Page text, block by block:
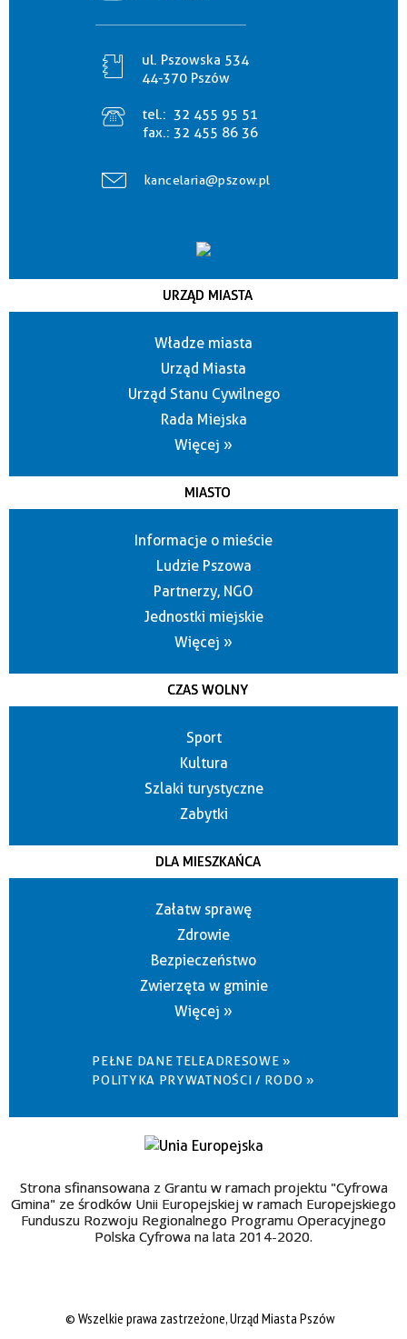
ul. Pszowska 534
44-370 Pszów
tel.: 32 455 95 51
fax.: 32 455 86 36
kancelaria@pszow.pl
URZĄD MIASTA
Władze miasta
Urząd Miasta
Urząd Stanu Cywilnego
Rada Miejska
Więcej »
MIASTO
Informacje o mieście
Ludzie Pszowa
Partnerzy, NGO
Jednostki miejskie
Więcej »
CZAS WOLNY
Sport
Kultura
Szlaki turystyczne
Zabytki
DLA MIESZKAŃCA
Załatw sprawę
Zdrowie
Bezpieczeństwo
Zwierzęta w gminie
Więcej »
PEŁNE DANE TELEADRESOWE »
POLITYKA PRYWATNOŚCI / RODO »
Strona sfinansowana z Grantu w ramach projektu "Cyfrowa
Gmina" ze środków Unii Europejskiej w ramach Europejskiego
Funduszu Rozwoju Regionalnego Programu Operacyjnego
Polska Cyfrowa na lata 2014-2020.
© Wszelkie prawa zastrzeżone, Urząd Miasta Pszów